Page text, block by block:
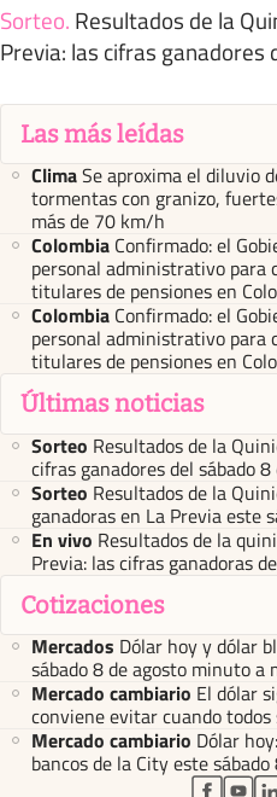
Sorteo. Resultados de la
Previa: las cifras ganadores
Las más leídas
ClimaSe aproxima el diluvio
tormentas con granizo,
más de 70 km/h
Colombia Confirmado: el
personal administrativo para
titulares de pensiones en
Colombia Confirmado: el
personal administrativo para
titulares de pensiones en
Últimas noticias
Sorteo Resultados de la
cifras ganadores del sábado
Sorteo Resultados de la
ganadoras en La Previa este
En vivo Resultados de la
Previa: las cifras ganadoras
Cotizaciones
Mercados Dólar hoy y dólar
sábado 8 de agosto minuto a
Mercado cambiario El dólar
conviene evitar cuando
Mercado cambiario Dólar
bancos de la City este
abre